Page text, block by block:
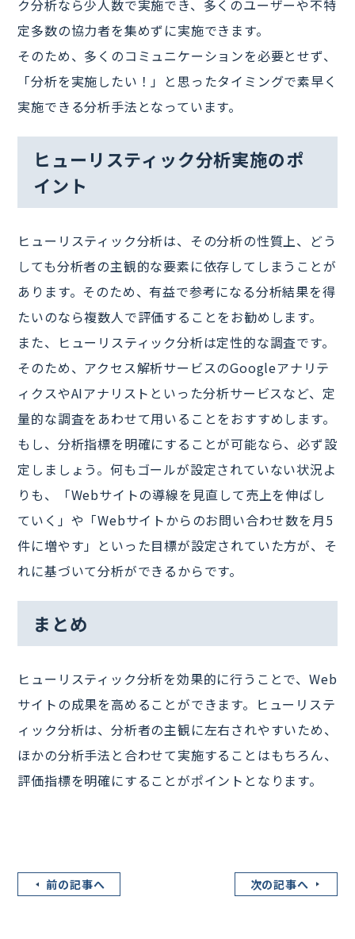
ク分析なら少人数で実施でき、多くのユーザーや不特
定多数の協力者を集めずに実施できます。
そのため、多くのコミュニケーションを必要とせず、
「分析を実施したい！」と思ったタイミングで素早く
実施できる分析手法となっています。
ヒューリスティック分析実施のポ
イント
ヒューリスティック分析は、その分析の性質上、どう
しても分析者の主観的な要素に依存してしまうことが
あります。そのため、有益で参考になる分析結果を得
たいのなら複数人で評価することをお勧めします。
また、ヒューリスティック分析は定性的な調査です。
そのため、アクセス解析サービスのGoogleアナリテ
ィクスやAIアナリストといった分析サービスなど、定
量的な調査をあわせて用いることをおすすめします。
もし、分析指標を明確にすることが可能なら、必ず設
定しましょう。何もゴールが設定されていない状況よ
りも、「Webサイトの導線を見直して売上を伸ばし
ていく」や「Webサイトからのお問い合わせ数を月5
件に増やす」といった目標が設定されていた方が、そ
れに基づいて分析ができるからです。
まとめ
ヒューリスティック分析を効果的に行うことで、Web
サイトの成果を高めることができます。ヒューリステ
ィック分析は、分析者の主観に左右されやすいため、
ほかの分析手法と合わせて実施することはもちろん、
評価指標を明確にすることがポイントとなります。
前の記事へ 次の記事へ